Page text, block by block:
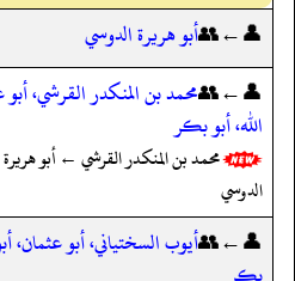
👤←👥أبو هريرة الدوسي
👤←👥محمد بن المنكدر القرشي،
الله، أبو بكر
محمد بن المنكدر القرشي ← أبو هريرة
الدوسي
👤←👥أيوب السختياني، أبو عثمان،